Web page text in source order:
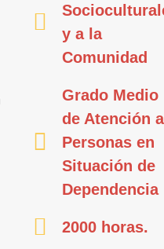
y a la
Comunidad
Grado Medio
de Atención a
Personas en
Situación de
Dependencia
2000 horas.